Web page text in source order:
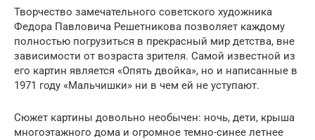
Творчество замечательного советского художника
Федора Павловича Решетникова позволяет каждому
полностью погрузиться в прекрасный мир детства, вне
зависимости от возраста зрителя. Самой известной из
его картин является «Опять двойка», но и написанные в
1971 году «Мальчишки» ни в чем ей не уступают.
Сюжет картины довольно необычен: ночь, дети, крыша
многоэтажного дома и огромное темно-синее летнее